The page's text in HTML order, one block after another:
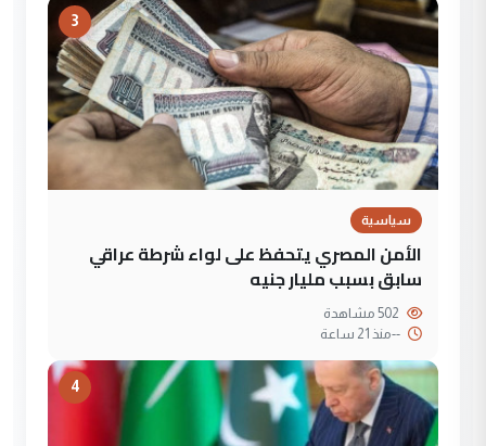
3
سياسية
الأمن المصري يتحفظ على لواء شرطة عراقي
سابق بسبب مليار جنيه
--منذ 21 ساعة
4